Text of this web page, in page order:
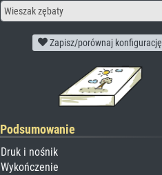
Wieszak zębaty
Zapisz/porównaj konfigurację
Podsumowanie
Druk i nośnik
Wykończenie